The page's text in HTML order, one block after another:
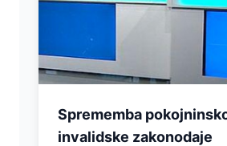
Sprememba
invalidske zakonodaje